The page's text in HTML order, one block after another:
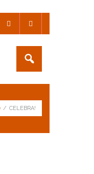
/ CELEBRA!